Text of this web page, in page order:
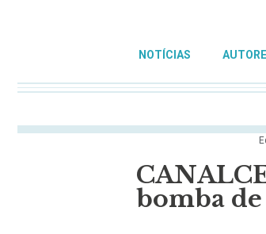
NOTÍCIAS
bomba